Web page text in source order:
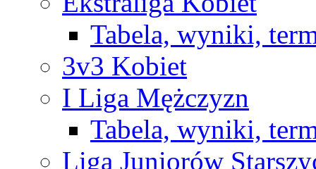
Tabela, wyniki,
3v3 Kobiet
I Liga Mężczyzn
Tabela, wyniki,
Liga Juniorów